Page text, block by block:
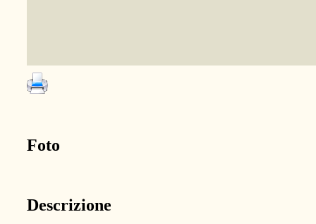
Foto
Descrizione